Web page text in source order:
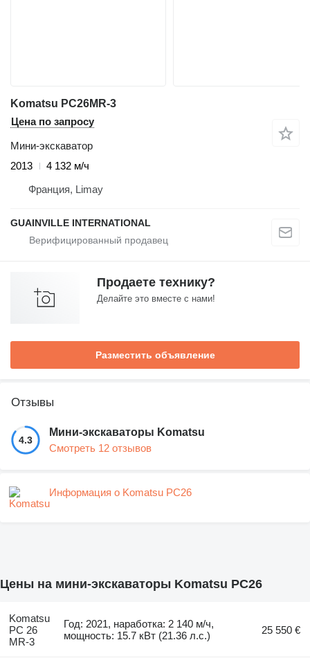
Komatsu PC26MR-3
Цена по запросу
Мини-экскаватор
2013
4 132 м/ч
Франция, Limay
GUAINVILLE INTERNATIONAL
Продаете технику?
Делайте это вместе с нами!
Разместить объявление
Отзывы
4.3
Мини-экскаваторы Komatsu
Смотреть 12 отзывов
Информация о Komatsu PC26
Цены на мини-экскаваторы Komatsu PC26
Komatsu
PC 26
MR-3
Год: 2021, наработка: 2 140 м/ч,
мощность: 15.7 кВт (21.36 л.с.)
25 550 €